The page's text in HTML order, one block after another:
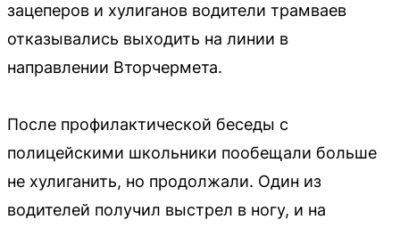
зацеперов и хулиганов водители трамваев
отказывались выходить на линии в
направлении Вторчермета.
После профилактической беседы с
полицейскими школьники пообещали больше
не хулиганить, но продолжали. Один из
водителей получил выстрел в ногу, и на